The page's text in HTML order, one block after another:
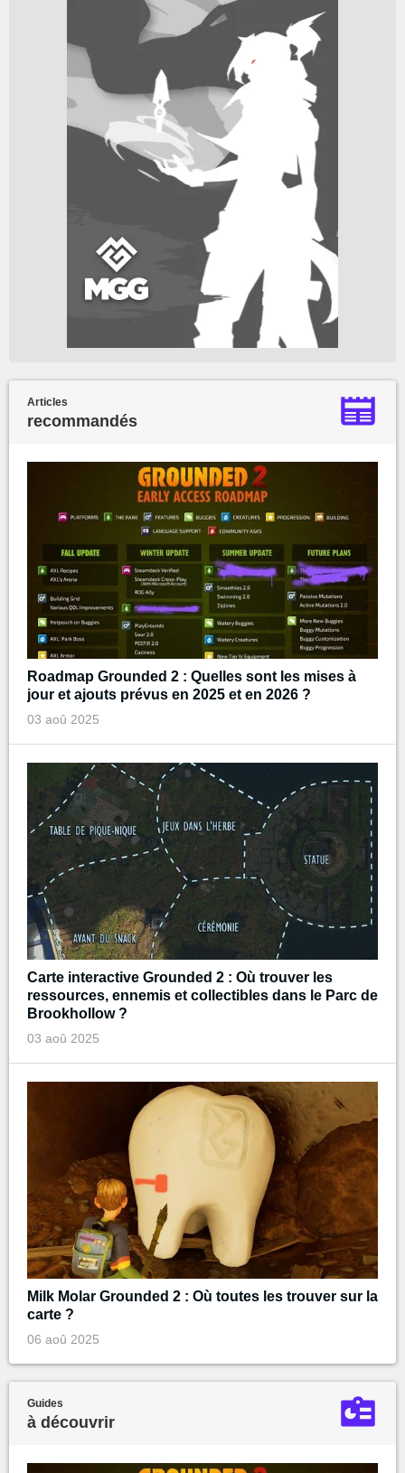
Articles
recommandés
Roadmap Grounded 2 : Quelles sont les mises à
jour et ajouts prévus en 2025 et en 2026 ?
03 aoû 2025
Carte interactive Grounded 2 : Où trouver les
ressources, ennemis et collectibles dans le Parc de
Brookhollow ?
03 aoû 2025
Milk Molar Grounded 2 : Où toutes les trouver sur la
carte ?
06 aoû 2025
Guides
à découvrir